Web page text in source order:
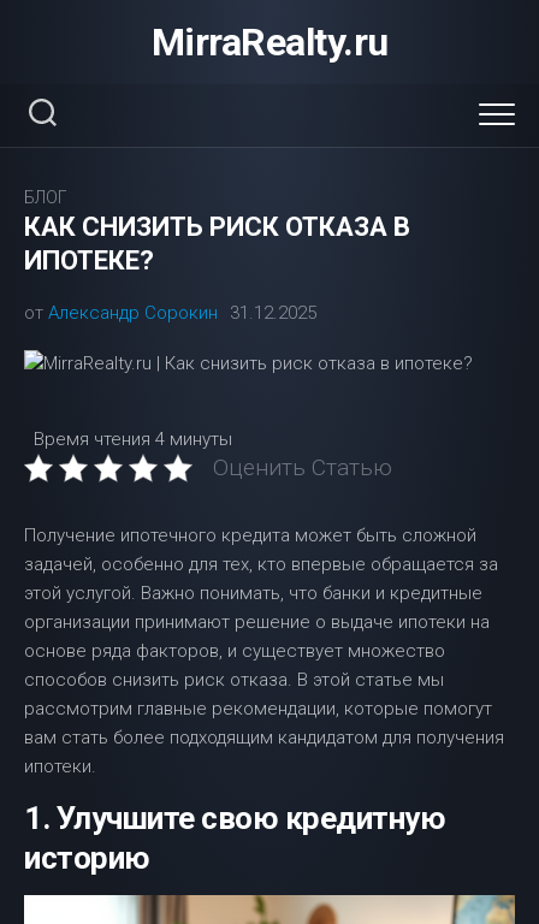
MirraRealty.ru
БЛОГ
КАК СНИЗИТЬ РИСК ОТКАЗА В
ИПОТЕКЕ?
от Александр Сорокин 31.12.2025
Время чтения 4 минуты
Оценить Статью
Получение ипотечного кредита может быть сложной
задачей, особенно для тех, кто впервые обращается за
этой услугой. Важно понимать, что банки и кредитные
организации принимают решение о выдаче ипотеки на
основе ряда факторов, и существует множество
способов снизить риск отказа. В этой статье мы
рассмотрим главные рекомендации, которые помогут
вам стать более подходящим кандидатом для получения
ипотеки.
1. Улучшите свою кредитную
историю